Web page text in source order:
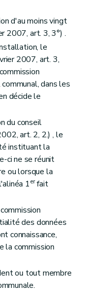
et missions
de l'Institut
consultative
d'au moins vingt
2007, art. 3, 3°) .
le
2007, art. 3,
dans les
décide le
du conseil
art. 2, 2.) , le
instituant la
ci ne se réunit
ou lorsque la
1erfait
des données
connaissance,
la commission
ou tout membre